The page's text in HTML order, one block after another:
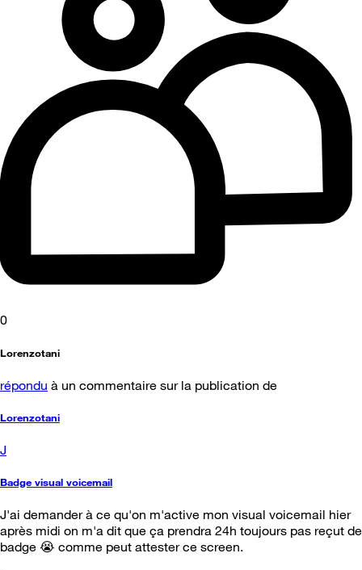
0
Lorenzotani
répondu à un commentaire sur la publication de
Lorenzotani
J
Badge visual voicemail
J'ai demander à ce qu'on m'active mon visual voicemail hier
après midi on m'a dit que ça prendra 24h toujours pas reçut de
badge 😭 comme peut attester ce screen.